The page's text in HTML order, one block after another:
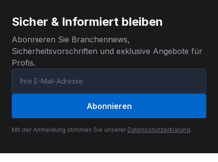
Sicher & Informiert bleiben
Abonnieren Sie Branchennews,
Sicherheitsvorschriften und exklusive Angebote für
Profis.
Abonnieren
Mit der Anmeldung stimmen Sie unserer Datenschutzerklärung.